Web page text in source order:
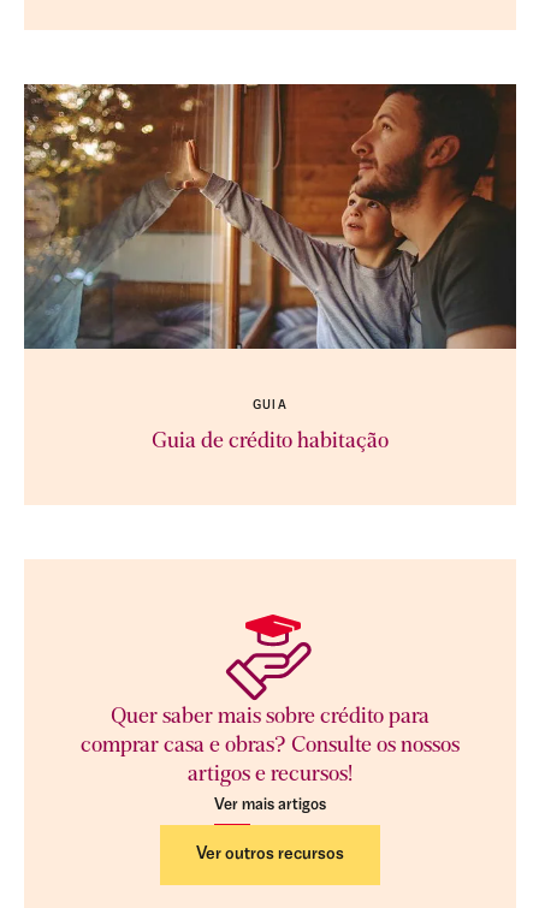
GUIA
Guia de crédito habitação
Quer saber mais sobre crédito para
comprar casa e obras? Consulte os nossos
artigos e recursos!
Ver mais artigos
Ver outros recursos